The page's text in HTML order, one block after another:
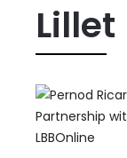
Lillet